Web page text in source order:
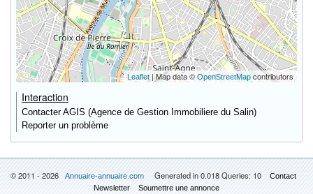
Leaflet | Map data © OpenStreetMapcontributors
Interaction
Contacter AGIS (Agence de Gestion Immobiliere du Salin)
Reporter un problème
© 2011 - 2026 Annuaire-annuaire.com Generated in 0.018 Queries: 10
Contact
Newsletter
Soumettre une annonce